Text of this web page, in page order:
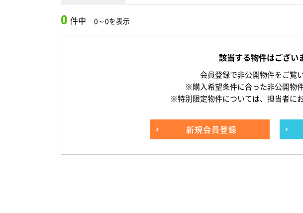
0 件中 0～0を表示
該当する物件はござい
会員登録で非公開物件をご覧
※購入希望条件に合った非公開物
※特別限定物件については、担当者に
新規会員登録